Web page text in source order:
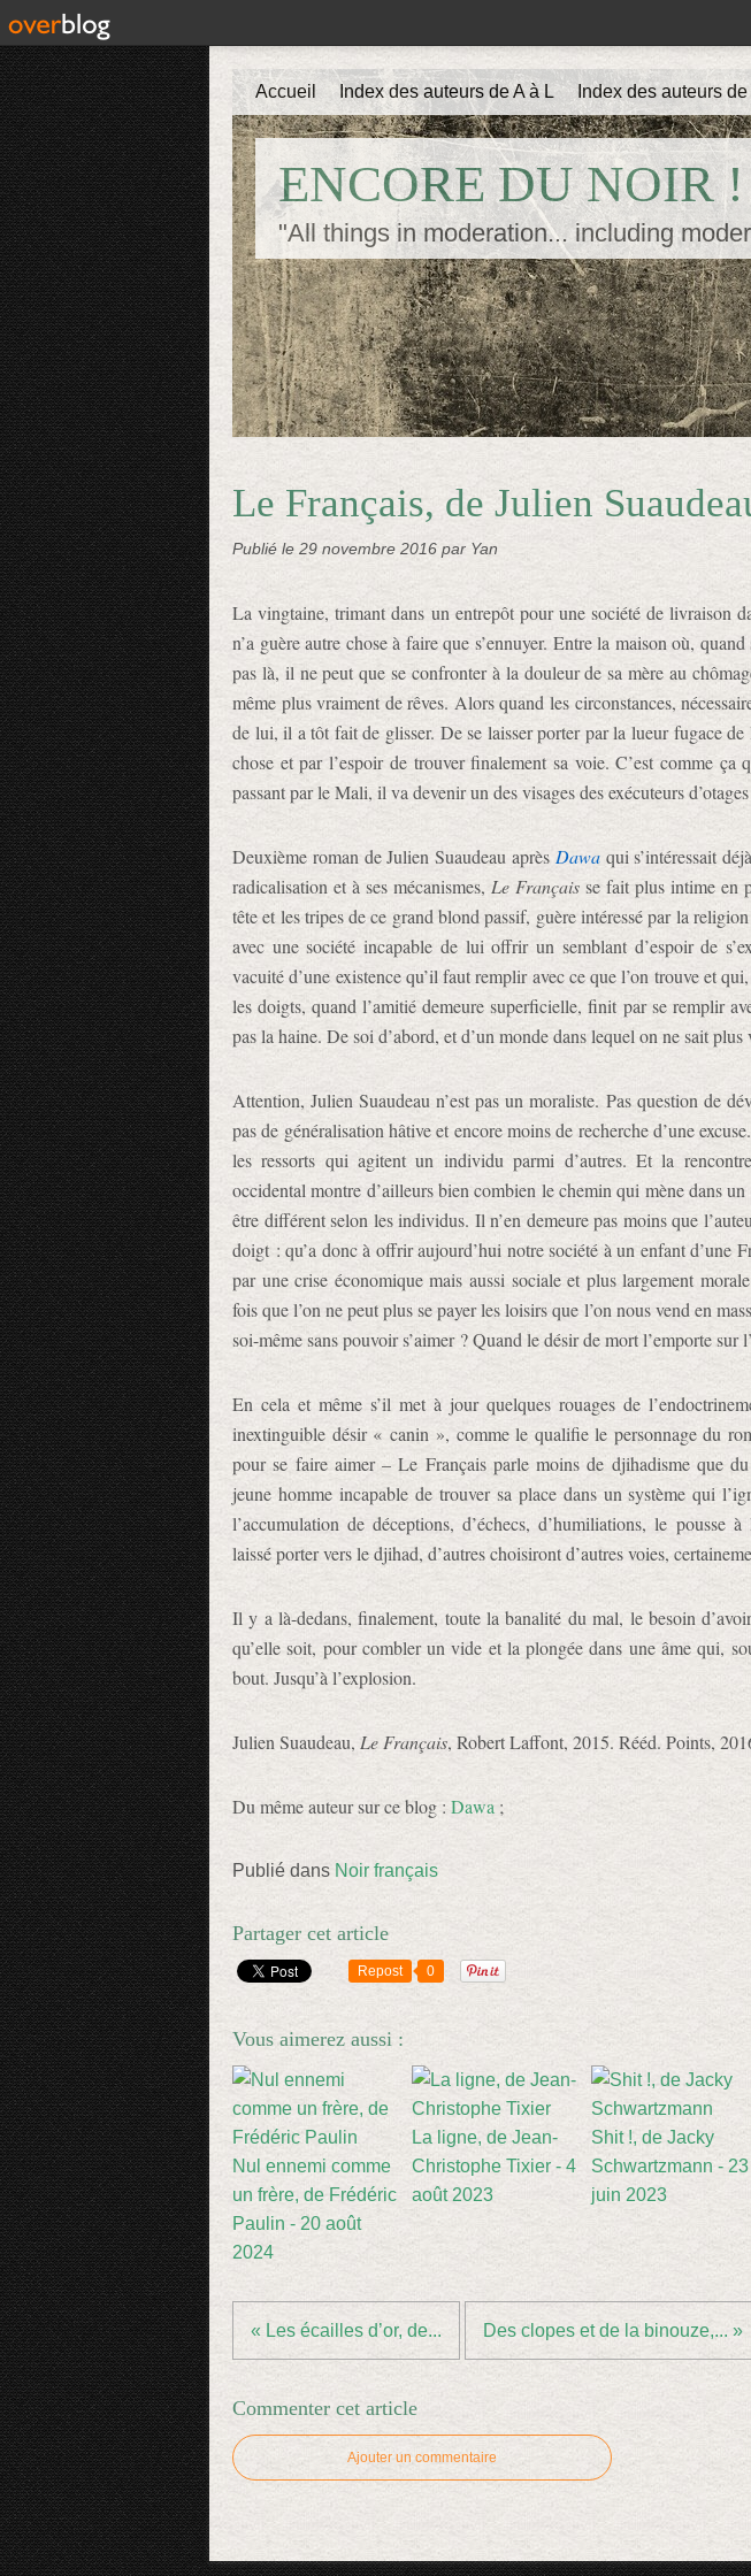
ENCORE DU NOIR !
"All things in moderation... including
Accueil Index des auteurs de A à L Index des auteurs
Le Français, de Julien
Publié le 29 novembre 2016 par Yan
La vingtaine, trimant dans un entrepôt pour une société de livraison
n’a guère autre chose à faire que s’ennuyer. Entre la maison où,
pas là, il ne peut que se confronter à la douleur de sa mère au
même plus vraiment de rêves. Alors quand les circonstances,
de lui, il a tôt fait de glisser. De se laisser porter par la lueur fugace
chose et par l’espoir de trouver finalement sa voie. C’est comme ça
passant par le Mali, il va devenir un des visages des exécuteurs
Deuxième roman de Julien Suaudeau après Dawaqui s’intéressait
radicalisation et à ses mécanismes, Le Français se fait plus intime en
tête et les tripes de ce grand blond passif, guère intéressé par la
avec une société incapable de lui offrir un semblant d’espoir de
vacuité d’une existence qu’il faut remplir avec ce que l’on trouve et
les doigts, quand l’amitié demeure superficielle, finit par se remplir
pas la haine. De soi d’abord, et d’un monde dans lequel on ne sait plus
Attention, Julien Suaudeau n’est pas un moraliste. Pas question de
pas de généralisation hâtive et encore moins de recherche d’une
les ressorts qui agitent un individu parmi d’autres. Et la
occidental montre d’ailleurs bien combien le chemin qui mène dans
être différent selon les individus. Il n’en demeure pas moins que
doigt : qu’a donc à offrir aujourd’hui notre société à un enfant d’une
par une crise économique mais aussi sociale et plus largement
fois que l’on ne peut plus se payer les loisirs que l’on nous vend en
soi-même sans pouvoir s’aimer ? Quand le désir de mort l’emporte sur
En cela et même s’il met à jour quelques rouages de
inextinguible désir « canin », comme le qualifie le personnage du
pour se faire aimer – Le Français parle moins de djihadisme que
jeune homme incapable de trouver sa place dans un système qui
l’accumulation de déceptions, d’échecs, d’humiliations, le pousse
laissé porter vers le djihad, d’autres choisiront d’autres voies,
Il y a là-dedans, finalement, toute la banalité du mal, le besoin
qu’elle soit, pour combler un vide et la plongée dans une âme qui,
bout. Jusqu’à l’explosion.
Julien Suaudeau, Le Français, Robert Laffont, 2015. Rééd. Points,
Du même auteur sur ce blog : Dawa ;
Publié dans Noir français
Partager cet article
Repost 0
Vous aimerez aussi :
Nul ennemi comme
un frère, de Frédéric
Paulin - 20 août
2024
La ligne, de Jean-
Christophe Tixier - 4
août 2023
Shit !, de Jacky
Schwartzmann - 23
juin 2023
« Les écailles d’or, de... Des clopes et de la binouze,... »
Commenter cet article
Ajouter un commentaire